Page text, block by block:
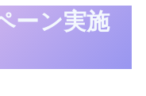
ーン実施